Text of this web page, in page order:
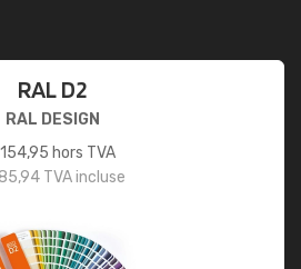
RAL D2
RAL DESIGN
154,95 hors TVA
TVA incluse